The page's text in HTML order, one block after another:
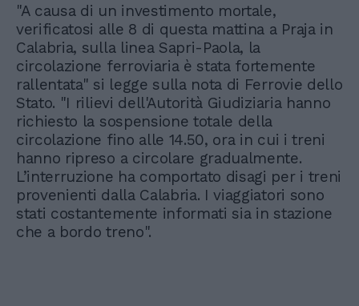
"A causa di un investimento mortale,
verificatosi alle 8 di questa mattina a Praja in
Calabria, sulla linea Sapri-Paola, la
circolazione ferroviaria è stata fortemente
rallentata" si legge sulla nota di Ferrovie dello
Stato. "I rilievi dell'Autorità Giudiziaria hanno
richiesto la sospensione totale della
circolazione fino alle 14.50, ora in cui i treni
hanno ripreso a circolare gradualmente.
L’interruzione ha comportato disagi per i treni
provenienti dalla Calabria. I viaggiatori sono
stati costantemente informati sia in stazione
che a bordo treno".